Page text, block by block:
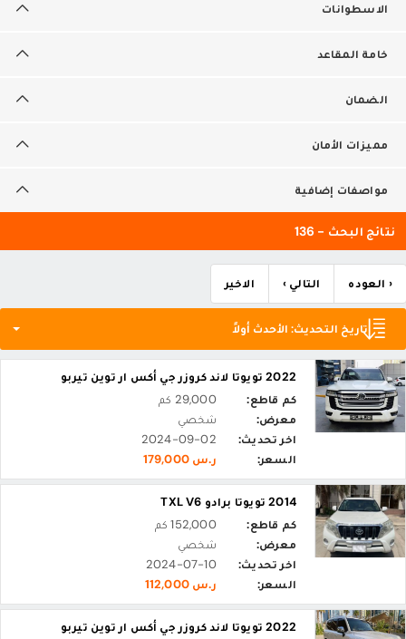
الاسطوانات
خامة المقاعد
الضمان
مميزات الأمان
مواصفات إضافية
نتائج البحث - 136
‹ العوده التالي › الاخير
تاريخ التحديث: الأحدث أولاً
2022 تويوتا لاند كروزر جي أكس ار توين تيربو
كم قاطع:
29,000 كم
معرض:
شخصي
اخر تحديث:
2024-09-02
السعر:
ر.س 179,000
2014 تويوتا برادو TXL V6
كم قاطع:
152,000 كم
معرض:
شخصي
اخر تحديث:
2024-07-10
السعر:
ر.س 112,000
2022 تويوتا لاند كروزر جي أكس ار توين تيربو